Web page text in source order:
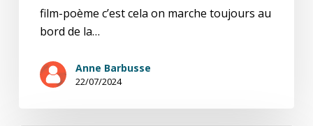
film-poème c’est cela on marche toujours au
bord de la…
Anne Barbusse
22/07/2024